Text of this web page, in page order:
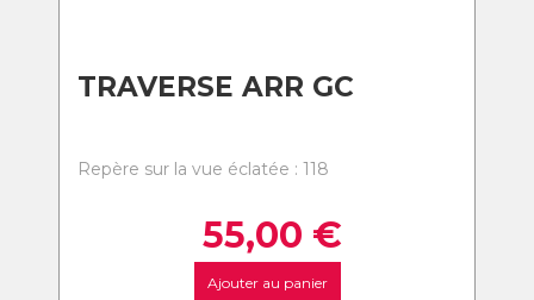
TRAVERSE ARR GC
Repère sur la vue éclatée : 118
55,00 €
Ajouter au panier